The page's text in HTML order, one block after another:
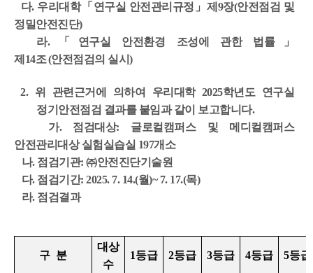
다. 우리대학「연구실 안전관리규정」제9장(안전점검 및
정밀안전진단)
라.「연구실 안전환경 조성에 관한 법률」
제14조(안전점검의 실시)
2. 위 관련근거에 의하여 우리대학 2025학년도 연구실
정기안전점검 결과를 붙임과 같이 보고합니다.
가. 점검대상: 글로컬캠퍼스 및 메디컬캠퍼스
안전관리대상 실험실습실 197개소
나. 점검기관: ㈜안전진단기술원
다. 점검기간: 2025. 7. 14.(월)~ 7. 17.(목)
라. 점검결과
구 분
대상
수
1등급 2등급 3등급 4등급 5등급